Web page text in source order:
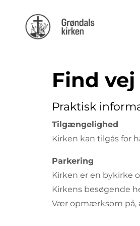
Find vej
Praktisk
Tilgængelighed
Kirken kan tilgås for
Parkering
Kirken er en bykirke
Kirkens besøgende
Vær opmærksom på,